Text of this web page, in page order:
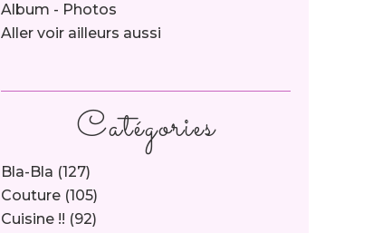
Catégories
Bla-Bla (127)
Couture (105)
Cuisine !! (92)
Album - Photos
Aller voir ailleurs aussi